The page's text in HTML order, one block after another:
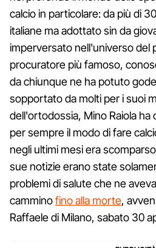
calcio in particolare: da più di
italiane ma adottato sin da
imperversato nell'universo del
procuratore più famoso,
da chiunque ne ha potuto
sopportato da molti per i suoi
dell'ortodossia, Mino Raiola
per sempre il modo di fare
negli ultimi mesi era
sue notizie erano state
problemi di salute che ne
camminofino alla morte,
Raffaele di Milano, sabato 30